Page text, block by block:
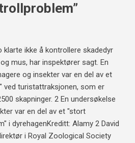
klarte ikke å kontrollere skadedyr
mus, har inspektører sagt. En
og insekter var en del av et
ved turistattraksjonen, som er
skapninger. 2 En undersøkelse
var en del av et "stort
i dyrehagenKreditt: Alamy 2 David
i Royal Zoological Society